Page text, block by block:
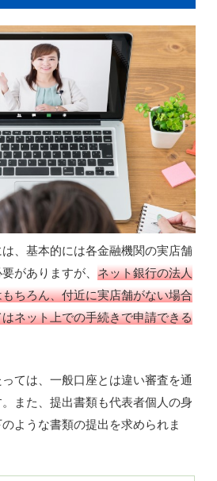
、基本的には各金融機関の実店舗
がありますが、ネット銀行の法人
ちろん、付近に実店舗がない場合
ネット上での手続きで申請できる
ては、一般口座とは違い審査を通
また、提出書類も代表者個人の身
ような書類の提出を求められま